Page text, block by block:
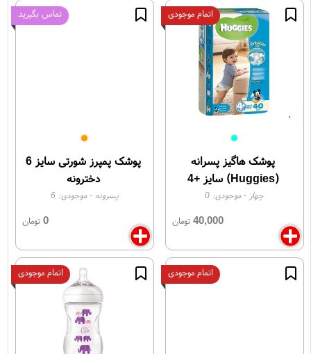
پوشک هاگیز پسرانه
(Huggies) سایز +4
چهار - موجودی: 0
40,000 تومان
اتمام موجودی
پوشک پمپرز شورتی سایز 6
دخترونه
پسرونه - موجودی:6
0تومان
تماس بگیرید
اتمام موجودی اتمام موجودی